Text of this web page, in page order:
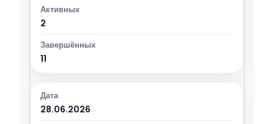
2
11
28.06.2026